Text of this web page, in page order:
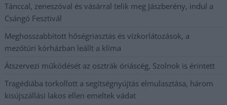
Tánccal, zeneszóval és vásárral telik meg Jászberény, indul a
Csángó Fesztivál
Meghosszabbított hőségriasztás és vízkorlátozások, a
mezőtúri kórházban leállt a klíma
Átszervezi működését az osztrák óriáscég, Szolnok is érintett
Tragédiába torkollott a segítségnyújtás elmulasztása, három
kisújszállási lakos ellen emeltek vádat